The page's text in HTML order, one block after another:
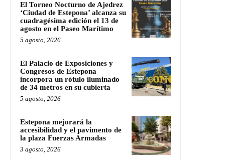
El Torneo Nocturno de Ajedrez
‘Ciudad de Estepona’ alcanza su
cuadragésima edición el 13 de
agosto en el Paseo Marítimo
5 agosto, 2026
El Palacio de Exposiciones y
Congresos de Estepona
incorpora un rótulo iluminado
de 34 metros en su cubierta
5 agosto, 2026
Estepona mejorará la
accesibilidad y el pavimento de
la plaza Fuerzas Armadas
3 agosto, 2026